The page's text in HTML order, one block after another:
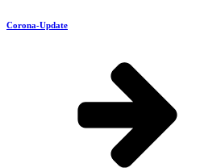
Corona-Update